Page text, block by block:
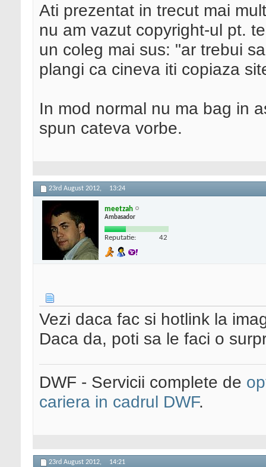
Ati prezentat in trecut mai
nu am vazut copyright-ul pt.
un coleg mai sus: "ar trebui
plangi ca cineva iti copiaza
In mod normal nu ma bag in
spun cateva vorbe.
23rd August 2012, 13:24
meetzah
Ambasador
Reputatie: 42
Vezi daca fac si hotlink la
Daca da, poti sa le faci o
DWF - Servicii complete de
cariera in cadrul DWF.
23rd August 2012, 14:21